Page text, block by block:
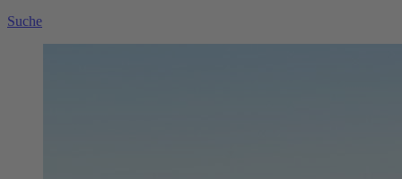
Suche